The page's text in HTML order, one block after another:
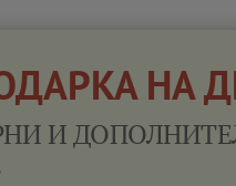
НА
И